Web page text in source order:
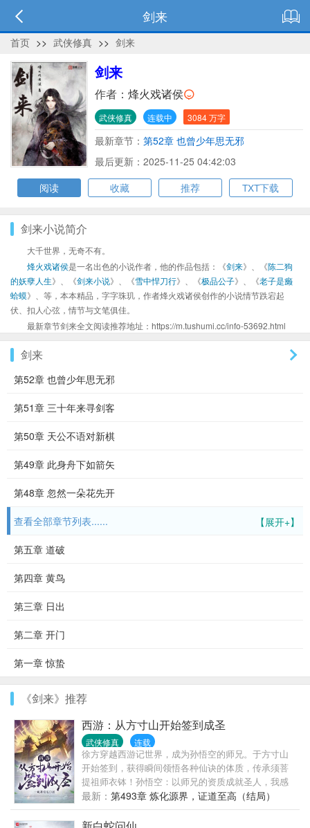
剑来
首页 >> 武侠修真 >> 剑来
剑来
作者： 烽火戏诸侯
武侠修真 连载中 3084 万字
最新章节： 第52章 也曾少年思无邪
最后更新：2025-11-25 04:42:03
阅读
收藏 推荐 TXT下载
剑来小说简介
大千世界，无奇不有。
烽火戏诸侯是一名出色的小说作者，他的作品包括：《剑来》、《陈二狗
的妖孽人生》、《剑来小说》、《雪中悍刀行》、《极品公子》、《老子是癞
蛤蟆》、等，本本精品，字字珠玑，作者烽火戏诸侯创作的小说情节跌宕起
伏、扣人心弦，情节与文笔俱佳。
最新章节剑来全文阅读推荐地址：https://m.tushumi.cc/info-53692.html
剑来
第52章 也曾少年思无邪
第51章 三十年来寻剑客
第50章 天公不语对新棋
第49章 此身舟下如箭矢
第48章 忽然一朵花先开
【展开+】
查看全部章节列表......
第五章 道破
第四章 黄鸟
第三章 日出
第二章 开门
第一章 惊蛰
《剑来》推荐
西游：从方寸山开始签到成圣
武侠修真 连载
徐方穿越西游记世界，成为孙悟空的师兄。于方寸山
开始签到，获得瞬间领悟各种仙诀的体质，传承须菩
提祖师衣钵！孙悟空：以师兄的资质成就圣人，我感
觉毫不意外！须菩提：来到方寸山招收弟子，是吾做
的最正确的选择！玉皇大帝：快速禀告如来佛祖，朕
不敢算计那猴子了，不然他师兄要打上门来了！西方
最新： 第493章 炼化源界，证道至高（结局）